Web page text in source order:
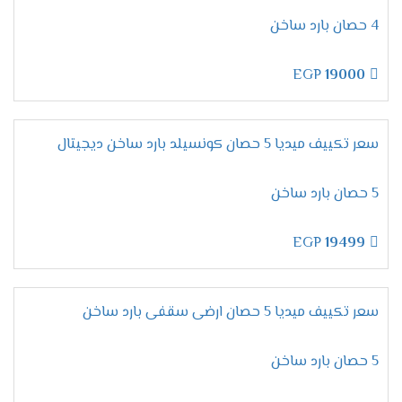
على مكانة عالية فى الاسواق ولتلك السبب تحصل
المنخفضة المناسبة لجميع العملاء .
تقدم لنا الشركة أرقام يتم استخدامها لكى يتم طلب
المكيف فقط اتصل علينا واختار المكيف المناسب لك
وأطلبه وسيتم ارسالة لحد باب البيت وجميع الاسعار
ضمان تكييف ميديا 2026
مهما تكلمنا عن مميزات وإمكانيات تكييف ميديا لا
تنتهى أبدا لأنه جهاز متكامل يجعلنا مستمتعين
بأوقاتنا نستطيع استخدامه فى جميع الاوقات كما أن
الشركة توفر لنا معه ضمان لمدة خمس سنوات شاملة
اسعار تكييف ميديا 2024
4 حصان بارد ساخن
19000
سعر تكييف ميديا 5 حصان كونسيلد بارد ساخن ديجيتال
5 حصان بارد ساخن
19499
سعر تكييف ميديا 5 حصان ارضى سقفى بارد ساخن
5 حصان بارد ساخن